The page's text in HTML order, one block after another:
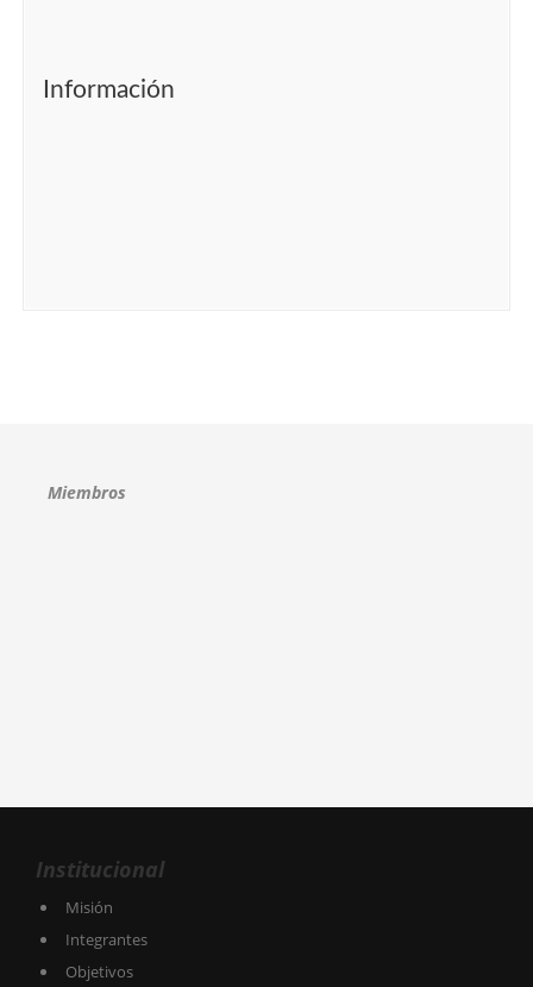
Información
Miembros
Institucional
Misión
Integrantes
Objetivos